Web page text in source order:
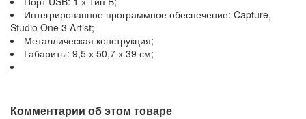
Интегрированное программное обеспечение: Capture,
Studio One 3 Artist;
Металлическая конструкция;
Габариты: 9,5 х 50,7 х 39 см;
Комментарии об этом товаре